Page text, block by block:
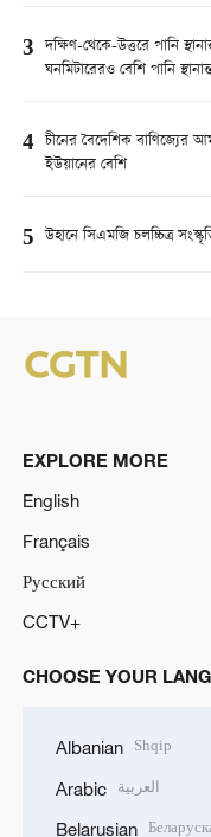
3 দক্ষিণ-থেকে-উত্তরে পানি
ঘনমিটারেরও বেশি পানি
4 চীনের বৈদেশিক বাণিজ্যের
ইউয়ানের বেশি
5 উহানে সিএমজি চলচ্চিত্র
EXPLORE MORE
English
Français
Русский
CCTV+
CHOOSE YOUR
Albanian Shqip
Arabic العربية
Belarusian